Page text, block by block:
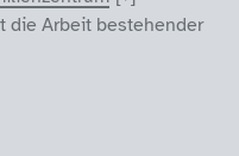
die Arbeit bestehender